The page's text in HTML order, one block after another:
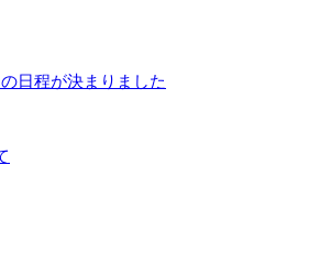
日程が決まりました